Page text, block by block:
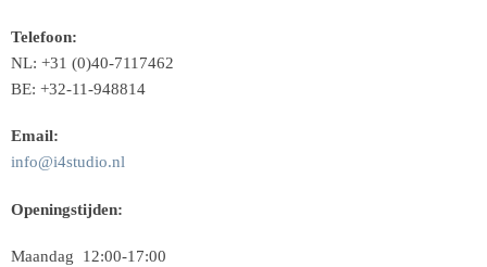
Telefoon:
NL: +31 (0)40-7117462
BE: +32-11-948814
Email:
info@i4studio.nl
Openingstijden:
Maandag 12:00-17:00